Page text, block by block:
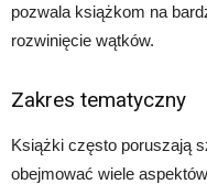
pozwala książkom na
rozwinięcie wątków.
Zakres tematyczny
Książki często poruszają
obejmować wiele